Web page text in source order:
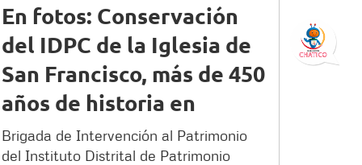
En fotos: Conservación
del IDPC de la Iglesia de
San Francisco, más de 450
años de historia en
Bogotá
Brigada de Intervención al Patrimonio
del Instituto Distrital de Patrimonio